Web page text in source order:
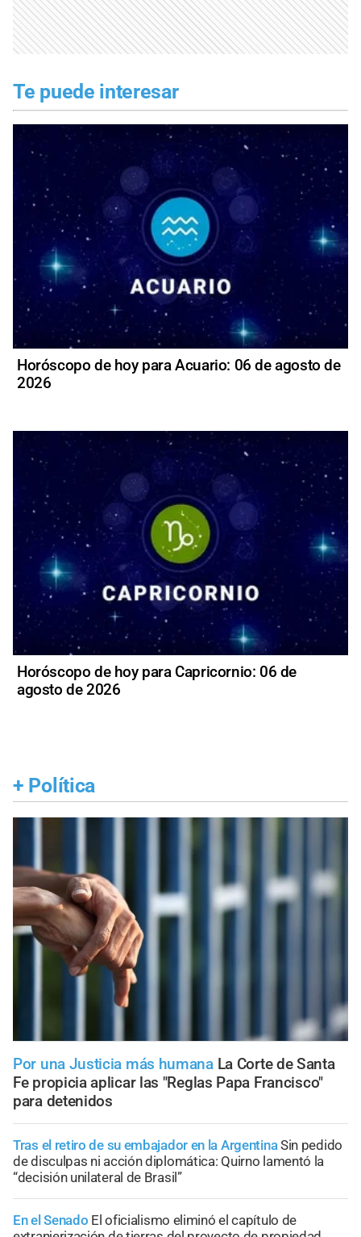
Te puede interesar
Horóscopo de hoy para Acuario: 06 de agosto de
2026
Horóscopo de hoy para Capricornio: 06 de
agosto de 2026
+ Política
Por una Justicia más humana La Corte de Santa
Fe propicia aplicar las "Reglas Papa Francisco"
para detenidos
Tras el retiro de su embajador en la ArgentinaSin pedido
de disculpas ni acción diplomática: Quirno lamentó la
“decisión unilateral de Brasil”
En el Senado El oficialismo eliminó el capítulo de